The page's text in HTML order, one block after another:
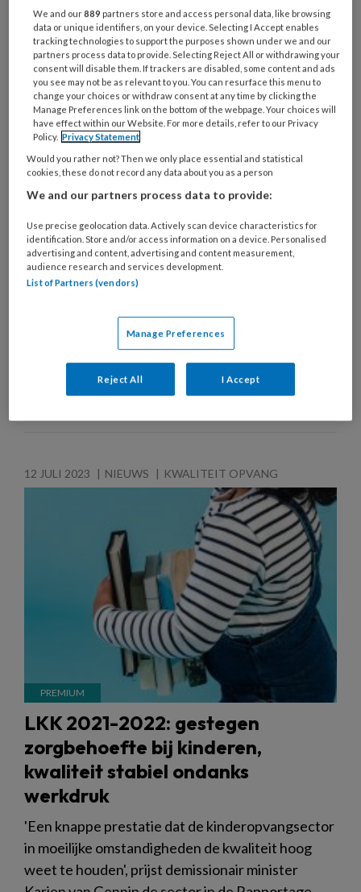
Inclusieve kinderopvang: ‘Bij
Kleine Maatjes worstelen we met
hardnekkige GGD-regels’
De overheid streeft ernaar dat in 2035 de meeste
scholen en de kinderopvang in Nederland
inclusief zijn. Dat betekent: meer kinderen met
extra zorgbehoeften naar de reguliere opvang.
Mariska Maat breidde haar specialistische
tegen een hardnekkige hindernis aan. Dit artikel is
het vierde deel in de serie: ‘Inclusieve opvang:
goed idee of hartstikke nee?’
12 JULI 2023 NIEUWS KWALITEIT OPVANG
LKK 2021-2022: gestegen
zorgbehoefte bij kinderen,
kwaliteit stabiel ondanks
werkdruk
'Een knappe prestatie dat de kinderopvangsector
in moeilijke omstandigheden de kwaliteit hoog
weet te houden', prijst demissionair minister
We and our889 partners store and access personal data, like browsing
data or unique identifiers, on your device. Selecting I Accept enables
tracking technologies to support the purposes shown under we and our
partners process data to provide. Selecting Reject All or withdrawing your
consent will disable them. If trackers are disabled, some content and ads
you see may not be as relevant to you. You can resurface this menu to
change your choices or withdraw consent at any time by clicking the
Manage Preferences link on the bottom of the webpage. Your choices will
have effect within our Website. For more details, refer to our Privacy
Policy. Privacy Statement
Would you rather not? Then we only place essential and statistical
cookies, these do not record any data about you as a person
We and our partners process data to provide:
Use precise geolocation data. Actively scan device characteristics for
identification. Store and/or access information on a device. Personalised
advertising and content, advertising and content measurement,
audience research and services development.
List of Partners (vendors)
Manage Preferences
Reject All I Accept